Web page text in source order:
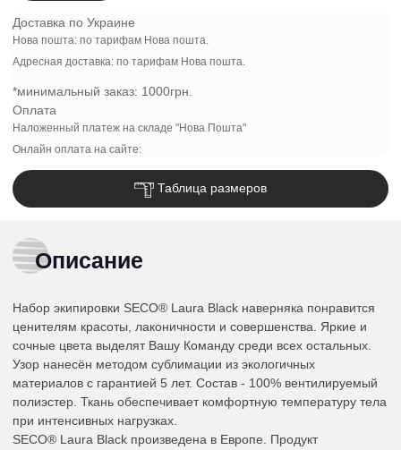
Доставка по Украине
Нова пошта: по тарифам Нова пошта.
Адресная доставка: по тарифам Нова пошта.
*минимальный заказ: 1000грн.
Оплата
Наложенный платеж на складе "Нова Пошта"
Онлайн оплата на сайте:
Таблица размеров
Описание
Набор экипировки SECO® Laura Black наверняка понравится
ценителям красоты, лаконичности и совершенства. Яркие и
сочные цвета выделят Вашу Команду среди всех остальных.
Узор нанесён методом сублимации из экологичных
материалов с гарантией 5 лет. Состав - 100% вентилируемый
полиэстер. Ткань обеспечивает комфортную температуру тела
при интенсивных нагрузках.
SECO® Laura Black произведена в Европе. Продукт